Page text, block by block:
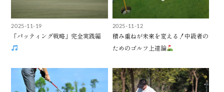
2025-11-19
「パッティング戦略」完全実践編
2025-11-12
積み重ねが未来を変える！中級者の
ためのゴルフ上達論